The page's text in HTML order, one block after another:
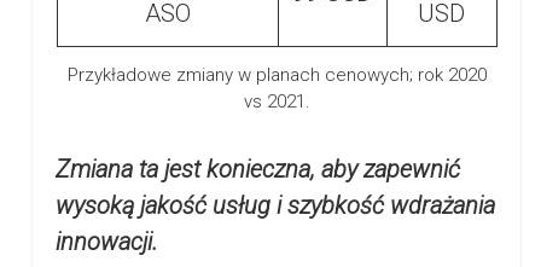
ASO
USD
Przykładowe zmiany w planach cenowych; rok 2020
vs 2021.
Zmiana ta jest konieczna, aby zapewnić
wysoką jakość usług i szybkość wdrażania
innowacji.